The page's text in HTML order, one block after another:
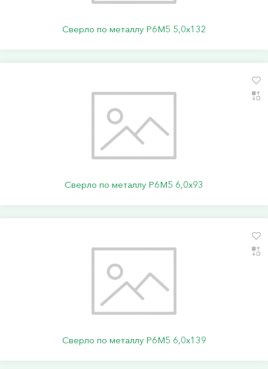
Сверло по металлу Р6М5 5,0х132
Сверло по металлу Р6М5 6,0х93
Сверло по металлу Р6М5 6,0х139